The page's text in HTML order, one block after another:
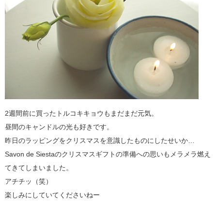
2週間前に買ったトルコキキョウもまだまだ元気。
昼間のキャンドルの光も好きです。
昨日のラッピングをクリスマスを意識したものにしたせいか…
Savon de Siestaのクリスマスギフトの準備への思いもメラメラ燃え
てきてしまいました。
アチチッ（笑）
楽しみにしていてくださいねー